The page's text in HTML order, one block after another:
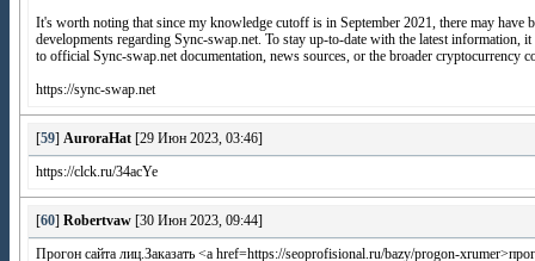
It's worth noting that since my knowledge cutoff is in September 2021, there may have
developments regarding Sync-swap.net. To stay up-to-date with the latest information,
to official Sync-swap.net documentation, news sources, or the broader cryptocurrency
https://sync-swap.net
59 AuroraHat [29 Июн 2023, 03:46]
https://clck.ru/34acYe
60 Robertvaw [30 Июн 2023, 09:44]
Прогон сайта лиц.Заказать <a href=https://seoprofisional.ru/bazy/progon-